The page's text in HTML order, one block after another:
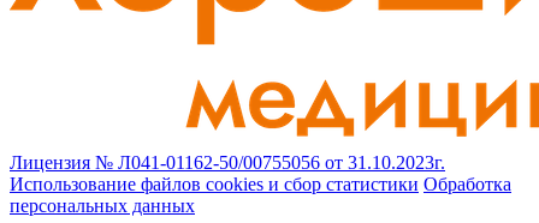
Лицензия № Л041-01162-50/00755056 от 31.10.2023г.
Использование файлов cookies и сбор статистики Обработка
персональных данных